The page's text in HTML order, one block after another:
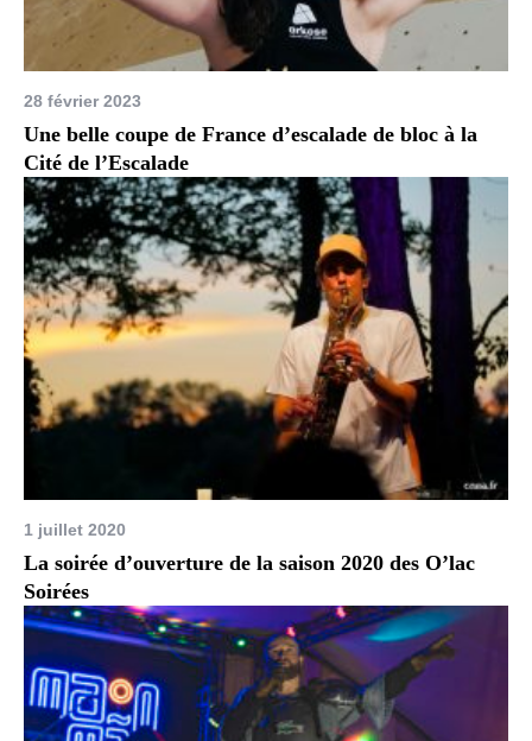
28 février 2023
Une belle coupe de France d’escalade de bloc à la
Cité de l’Escalade
1 juillet 2020
La soirée d’ouverture de la saison 2020 des O’lac
Soirées